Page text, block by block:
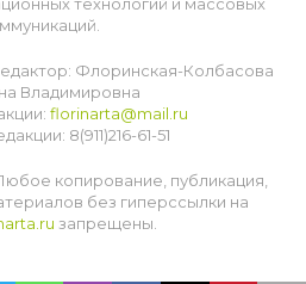
Флоринская-Колбасова
Владимировна
florinarta@mail.ru
8(911)216-61-51
копирование, публикация,
без гиперссылки на
запрещены.